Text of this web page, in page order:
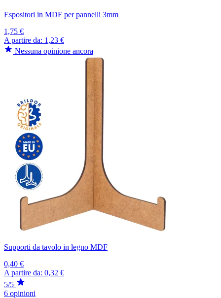
Espositori in MDF per pannelli 3mm
1,75 €
A partire da: 1,23 €
Nessuna opinione ancora
Supporti da tavolo in legno MDF
0,40 €
A partire da: 0,32 €
5/5
6 opinioni